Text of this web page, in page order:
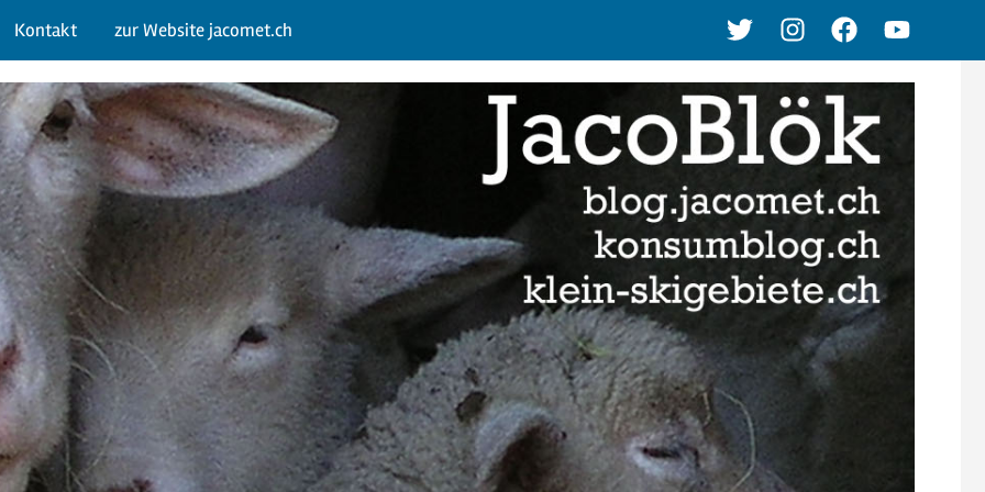
TwitterInstagramFacebookYoutube
Kontakt zur Website jacomet.ch